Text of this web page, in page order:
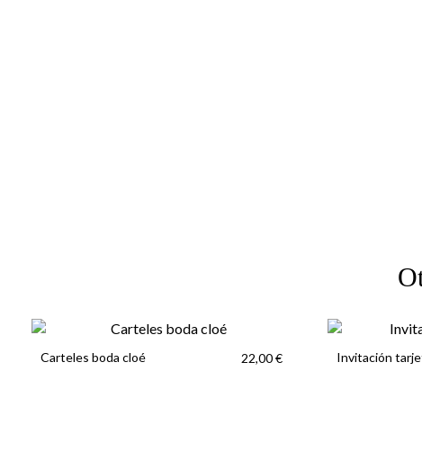
Carteles boda cloé 22,00 € Invitación